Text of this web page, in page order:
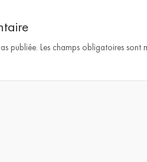
publiée. Les champs obligatoires sont